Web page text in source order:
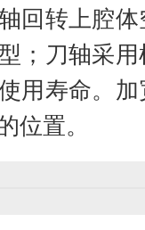
回转上腔
；刀轴采
用寿命。
位置。